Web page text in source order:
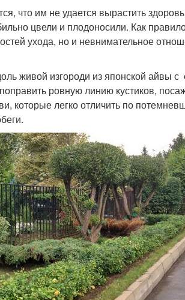
что им не удается вырастить
цвели и плодоносили. Как
ухода, но и невнимательное
живой изгороди из японской айвы
ровную линию кустиков,
которые легко отличить по